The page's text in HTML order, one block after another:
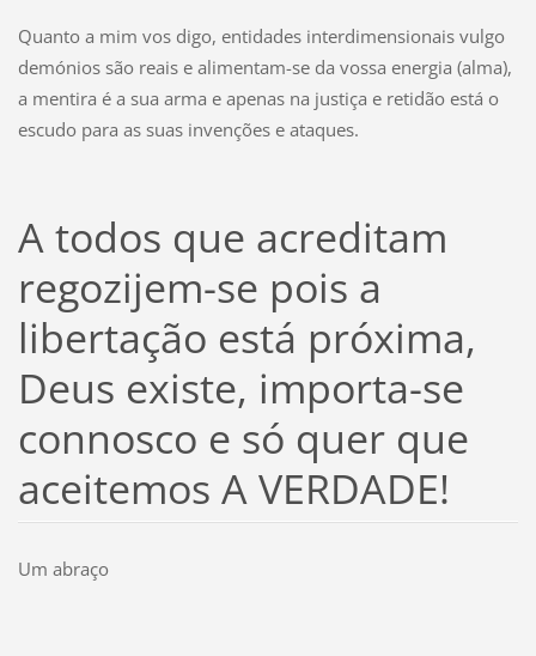
Quanto a mim vos digo, entidades interdimensionais vulgo
demónios são reais e alimentam-se da vossa energia (alma),
a mentira é a sua arma e apenas na justiça e retidão está o
escudo para as suas invenções e ataques.
A todos que acreditam
regozijem-se pois a
libertação está próxima,
Deus existe, importa-se
connosco e só quer que
aceitemos A VERDADE!
Um abraço